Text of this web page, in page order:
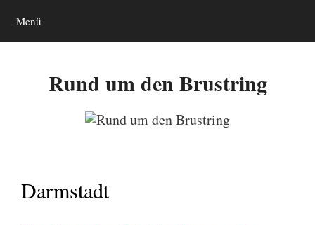
Inhalt
springen
Menü
Rund um den Brustring
Darmstadt